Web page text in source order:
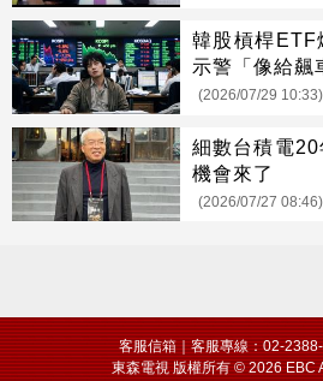
韓股槓桿ETF
示警「像給飆
(2026/07/29 10:33)
細數台積電20
機會來了
(2026/07/27 08:46)
客服信箱｜客服專線：02-
東森電視 版權所有 © 2026 EBC